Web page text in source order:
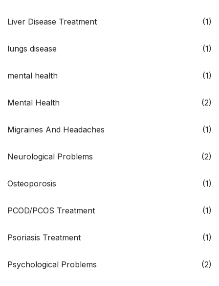
Liver Disease Treatment (1)
lungs disease (1)
mental health (1)
Mental Health (2)
Migraines And Headaches (1)
Neurological Problems (2)
Osteoporosis (1)
PCOD/PCOS Treatment (1)
Psoriasis Treatment (1)
Psychological Problems (2)